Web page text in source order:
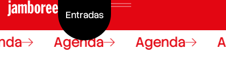
Entradas
Agenda Agenda